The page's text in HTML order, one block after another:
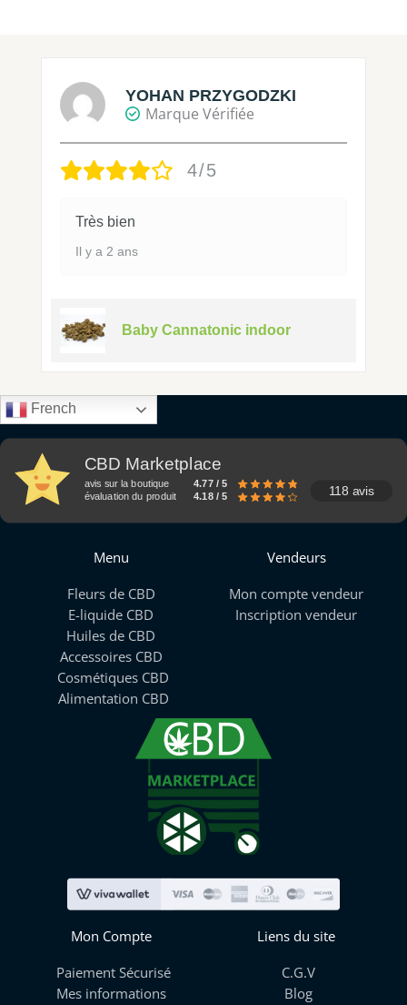
YOHAN PRZYGODZKI
Marque Vérifiée
4/5
Très bien
Il y a 2 ans
Baby Cannatonic indoor
French
CBD Marketplace
avis sur la boutique
4.77 / 5
évaluation du produit
4.18 / 5 118 avis
Menu
Fleurs de CBD
E-liquide CBD
Huiles de CBD
Accessoires CBD
Cosmétiques CBD
Alimentation CBD
Vendeurs
Mon compte vendeur
Inscription vendeur
Mon Compte
Paiement Sécurisé
Mes informations
Liens du site
C.G.V
Blog